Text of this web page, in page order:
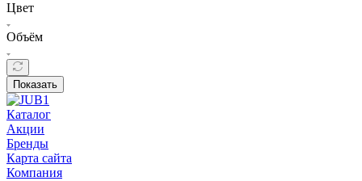
Цвет
Объём
Показать
Каталог
Акции
Бренды
Карта сайта
Компания